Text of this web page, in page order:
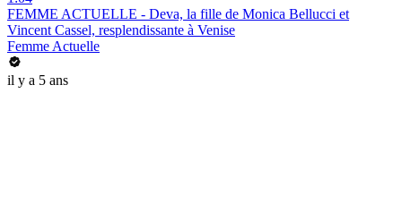
FEMME ACTUELLE - Deva, la fille de Monica Bellucci et
Vincent Cassel, resplendissante à Venise
Femme Actuelle
il y a 5 ans